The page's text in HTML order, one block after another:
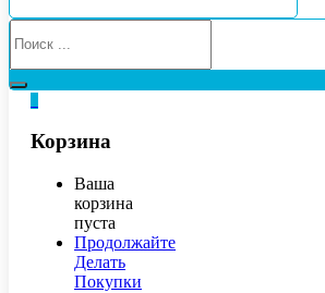
Корзина
Ваша
корзина
пуста
Продолжайте
Делать
Покупки